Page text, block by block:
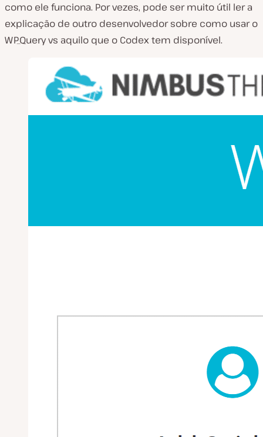
como ele funciona. Por vezes, pode ser muito útil ler a
explicação de outro desenvolvedor sobre como usar o
WP_Query vs aquilo que o Codex tem disponível.